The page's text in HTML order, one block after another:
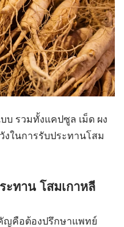
บ รวมทั้งแคปซูล เม็ด ผง
ในการรับประทานโสม
ะทาน โสมเกาหลี
ญคือต้องปรึกษาแพทย์